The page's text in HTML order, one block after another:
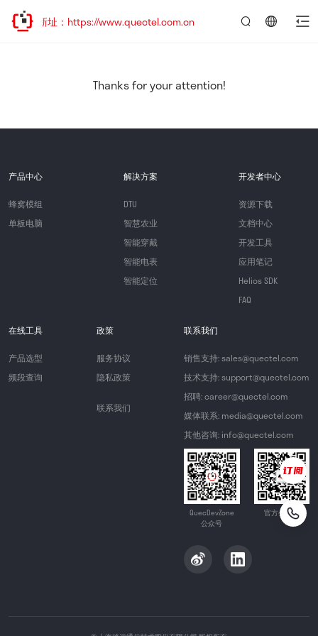
迎访问新址：https://www.quectel.com.cn
Thanks for your attention!
产品中心
蜂窝模组
单板电脑
解决方案
DTU
智慧农业
智能穿戴
智能电表
智能定位
开发者中心
资源下载
文档中心
开发工具
应用笔记
Helios SDK
FAQ
在线工具
产品选型
频段查询
政策
服务协议
隐私政策
联系我们
联系我们
销售支持: sales@quectel.com
技术支持: support@quectel.com
招聘: career@quectel.com
媒体联系: media@quectel.com
其他咨询: info@quectel.com
QuecDevZone
公众号
官方公众号